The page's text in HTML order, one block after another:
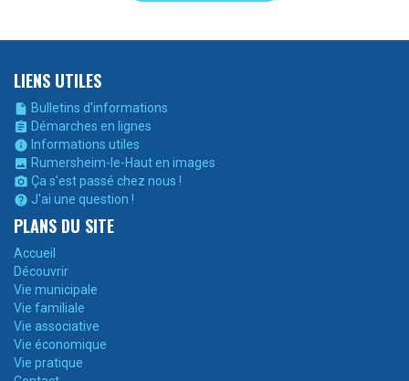
LIENS UTILES
 Bulletins d'informations
 Démarches en lignes
 Informations utiles
 Rumersheim-le-Haut en images
 Ça s'est passé chez nous !
 J'ai une question !
PLANS DU SITE
Accueil
Découvrir
Vie municipale
Vie familiale
Vie associative
Vie économique
Vie pratique